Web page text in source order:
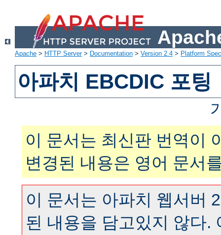
Apache > HTTP Server> Documentation > Version 2.4 > Platform
아파치 EBCDIC 포팅
이 문서는 최신판 번역이
변경된 내용은 영어 문서
이 문서는 아파치 웹서버
된 내용을 담고있지 않다.